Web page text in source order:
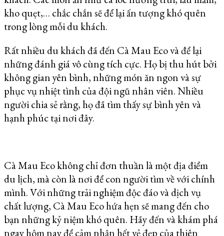
kho quẹt,… chắc chắn sẽ để lại ấn tượng khó quên
trong lòng mỗi du khách.
Rất nhiều du khách đã đến Cà Mau Eco và để lại
những đánh giá vô cùng tích cực. Họ bị thu hút bởi
không gian yên bình, những món ăn ngon và sự
phục vụ nhiệt tình của đội ngũ nhân viên. Nhiều
người chia sẻ rằng, họ đã tìm thấy sự bình yên và
hạnh phúc tại nơi đây.
Cà Mau Eco không chỉ đơn thuần là một địa điểm
du lịch, mà còn là nơi để con người tìm về với chính
mình. Với những trải nghiệm độc đáo và dịch vụ
chất lượng, Cà Mau Eco hứa hẹn sẽ mang đến cho
bạn những kỷ niệm khó quên. Hãy đến và khám phá
ngay hôm nay để cảm nhận hết vẻ đẹp của thiên